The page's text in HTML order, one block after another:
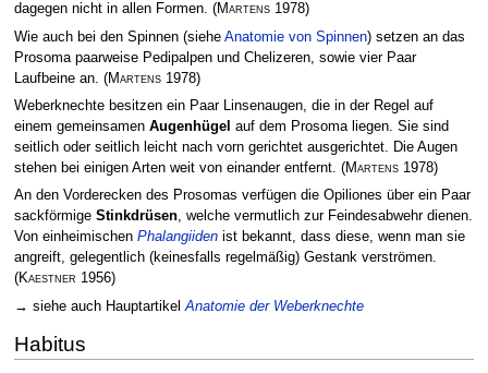
dagegen nicht in allen Formen. (Martens1978)
Wie auch bei den Spinnen (siehe Anatomie von Spinnen) setzen an das
Prosoma paarweise Pedipalpen und Chelizeren, sowie vier Paar
Laufbeine an. (Martens1978)
Weberknechte besitzen ein Paar Linsenaugen, die in der Regel auf
einem gemeinsamen Augenhügel auf dem Prosoma liegen. Sie sind
seitlich oder seitlich leicht nach vorn gerichtet ausgerichtet. Die Augen
stehen bei einigen Arten weit von einander entfernt. (Martens1978)
An den Vorderecken des Prosomas verfügen die Opiliones über ein Paar
sackförmige Stinkdrüsen, welche vermutlich zur Feindesabwehr dienen.
Von einheimischen Phalangiidenist bekannt, dass diese, wenn man sie
angreift, gelegentlich (keinesfalls regelmäßig) Gestank verströmen.
(Kaestner 1956)
→ siehe auch Hauptartikel Anatomie der Weberknechte
Habitus